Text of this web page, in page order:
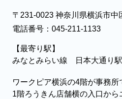
〒231-0023 神奈川県横浜市中
電話番号：045-211-1133
【最寄り駅】
みなとみらい線 日本大通り
ワークピア横浜の4階が事務所
1階ろうきん店舗横の入口か